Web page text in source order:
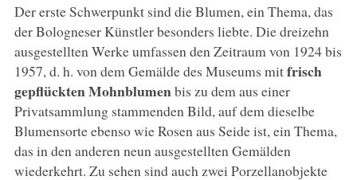
Der erste Schwerpunkt sind die Blumen, ein Thema, das
der Bologneser Künstler besonders liebte. Die dreizehn
ausgestellten Werke umfassen den Zeitraum von 1924 bis
1957, d. h. von dem Gemälde des Museums mitfrisch
gepflückten Mohnblumenbis zu dem aus einer
Privatsammlung stammenden Bild, auf dem dieselbe
Blumensorte ebenso wie Rosen aus Seide ist, ein Thema,
das in den anderen neun ausgestellten Gemälden
wiederkehrt. Zu sehen sind auch zwei Porzellanobjekte